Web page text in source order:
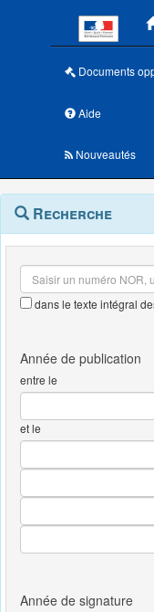
Documents
Aide
Nouveautés
Navigation
outils
Menu
contextuel
Recherche
dans le texte intégral
entre le
et le